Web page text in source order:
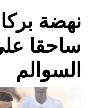
نهضة
ساحقا
السوالم